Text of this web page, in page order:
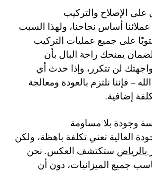
الإصلاح والتركيب
عملائنا أساس نجاحنا، ولهذا السبب
على جميع عمليات التركيب
يمنحك راحة البال بأن
لن تتكرر، وإذا حدث أي
– فإننا نلتزم بالعودة ومعالجة
إضافية.
وجودة بلا مساومة
العالية تعني تكلفة باهظة، ولكن
بالرياض ستكتشف العكس. نحن
جميع الميزانيات، دون أن